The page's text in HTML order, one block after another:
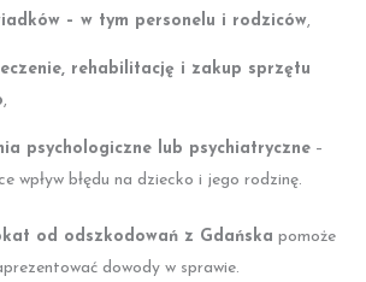
– w tym personelu i rodziców,
rehabilitację i zakup sprzętu
,
psychologiczne lub psychiatryczne –
wpływ błędu na dziecko i jego rodzinę.
od odszkodowań z Gdańska pomoże
dowody w sprawie.